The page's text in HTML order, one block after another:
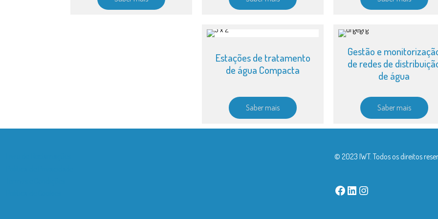
Estações de tratamento
de água Compacta
Saber mais
Gestão e
de redes de
de água
Saber mais
© 2023 IWT. Todos os direitos
Facebook
LinkedIn
Instagram